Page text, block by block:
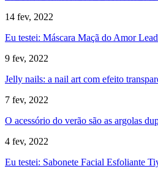
14 fev, 2022
Eu testei: Máscara Maçã do Amor
9 fev, 2022
Jelly nails: a nail art com efeito
7 fev, 2022
O acessório do verão são as argolas
4 fev, 2022
Eu testei: Sabonete Facial Esfoliante